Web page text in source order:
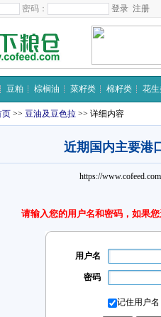
密码： 注册
豆粕 棕榈油 菜籽类 棉籽类 花
页 >> 豆油及豆色拉 >> 详细内容
近期国内主要港
https://www.cofeed.com
请输入您的用户名和密码，如果
用户名
密码
记住用户名